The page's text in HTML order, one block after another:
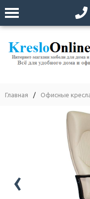
Главная / Офисные
‹